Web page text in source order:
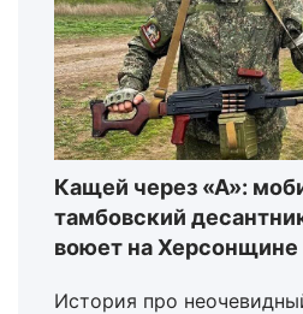
Кащей через «А»:
тамбовский
воюет на Херсонщине
История про